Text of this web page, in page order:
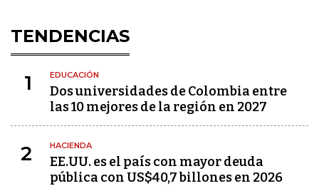
TENDENCIAS
1 EDUCACIÓN
Dos universidades de Colombia entre
las 10 mejores de la región en 2027
2 HACIENDA
EE.UU. es el país con mayor deuda
pública con US$40,7 billones en 2026